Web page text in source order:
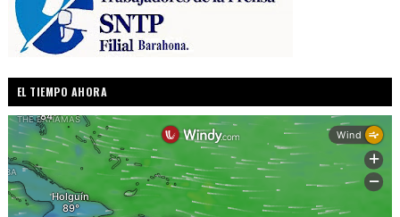
EL TIEMPO AHORA